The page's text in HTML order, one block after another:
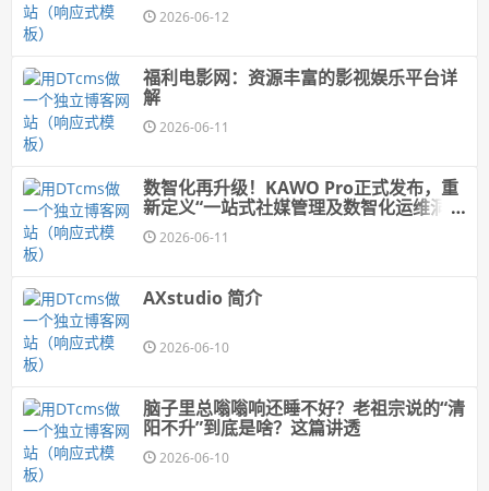
2026-06-12
福利电影网：资源丰富的影视娱乐平台详
解
2026-06-11
数智化再升级！KAWO Pro正式发布，重
新定义“一站式社媒管理及数智化运维洞察
平台”
2026-06-11
AXstudio 简介
2026-06-10
脑子里总嗡嗡响还睡不好？老祖宗说的“清
阳不升”到底是啥？这篇讲透
2026-06-10